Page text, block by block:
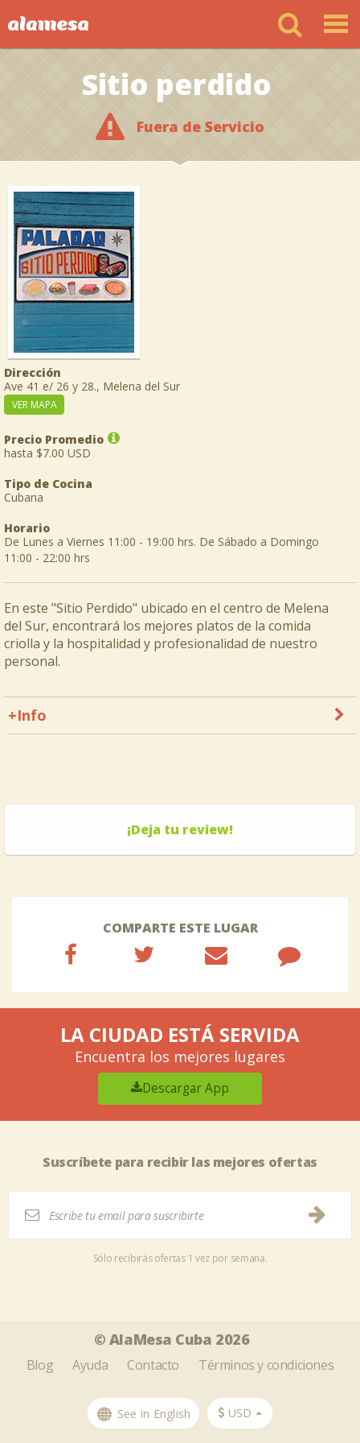
Sitio perdido
Fuera de Servicio
Dirección
Ave 41 e/ 26 y 28., Melena del Sur
VER MAPA
Precio Promedio
hasta $7.00 USD
Tipo de Cocina
Cubana
Horario
De Lunes a Viernes 11:00 - 19:00 hrs. De Sábado a Domingo
11:00 - 22:00 hrs
En este "Sitio Perdido" ubicado en el centro de Melena
del Sur, encontrará los mejores platos de la comida
criolla y la hospitalidad y profesionalidad de nuestro
personal.
+Info
¡Deja tu review!
COMPARTE ESTE LUGAR
LA CIUDAD ESTÁ SERVIDA
Encuentra los mejores lugares
Descargar App
Suscríbete para recibir las mejores ofertas
Sólo recibirás ofertas 1 vez por semana.
© AlaMesa Cuba 2026
Blog Ayuda Contacto Términos y condiciones
See in English USD